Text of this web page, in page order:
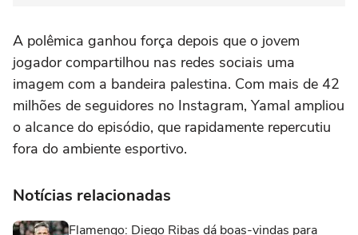
A polêmica ganhou força depois que o jovem
jogador compartilhou nas redes sociais uma
imagem com a bandeira palestina. Com mais de 42
milhões de seguidores no Instagram, Yamal ampliou
o alcance do episódio, que rapidamente repercutiu
fora do ambiente esportivo.
Notícias relacionadas
Flamengo: Diego Ribas dá boas-vindas para